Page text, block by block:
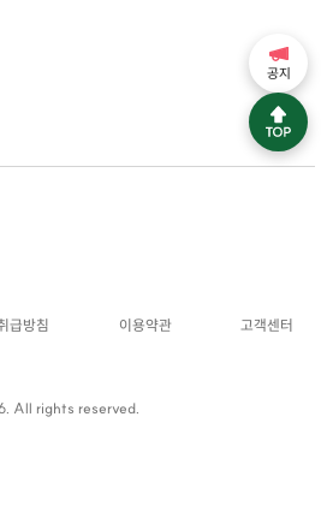
급방침 이용약관 고객센터
All rights reserved.
공지